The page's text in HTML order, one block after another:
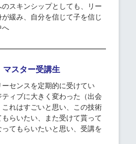
スキンシップとしても、リー
緩み、自分を信じて子を信じ
へ
スター受講生
センスを定期的に受けてい
ィブに大きく変わった（出会
れはすごいと思い、この技術
らいたい、また受けて貰って
てもらいたいと思い、受講を